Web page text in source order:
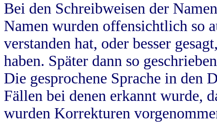
Bei den Schreibweisen der
Namen wurden offensichtlich so
verstanden hat, oder besser
haben. Später dann so
Die gesprochene Sprache in
Fällen bei denen erkannt wurde,
wurden Korrekturen